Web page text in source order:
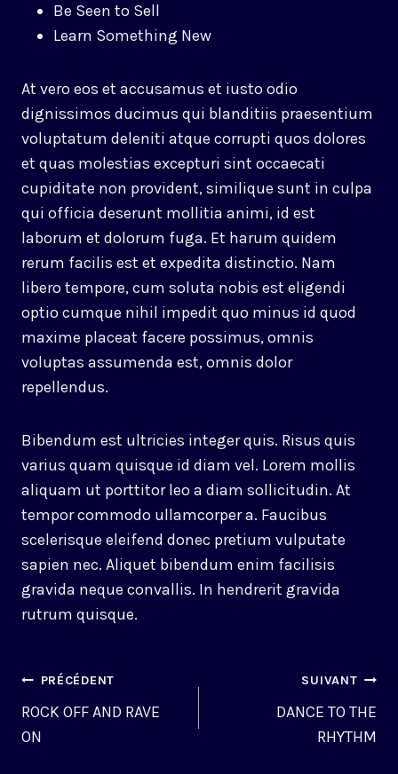
Be Seen to Sell
Learn Something New
At vero eos et accusamus et iusto odio
dignissimos ducimus qui blanditiis praesentium
voluptatum deleniti atque corrupti quos dolores
et quas molestias excepturi sint occaecati
cupiditate non provident, similique sunt in culpa
qui officia deserunt mollitia animi, id est
laborum et dolorum fuga. Et harum quidem
rerum facilis est et expedita distinctio. Nam
libero tempore, cum soluta nobis est eligendi
optio cumque nihil impedit quo minus id quod
maxime placeat facere possimus, omnis
voluptas assumenda est, omnis dolor
repellendus.
Bibendum est ultricies integer quis. Risus quis
varius quam quisque id diam vel. Lorem mollis
aliquam ut porttitor leo a diam sollicitudin. At
tempor commodo ullamcorper a. Faucibus
scelerisque eleifend donec pretium vulputate
sapien nec. Aliquet bibendum enim facilisis
gravida neque convallis. In hendrerit gravida
rutrum quisque.
NAVIGATION
DE
L’ARTICLE
PRÉCÉDENT
ROCK OFF AND RAVE
ON
SUIVANT
DANCE TO THE
RHYTHM